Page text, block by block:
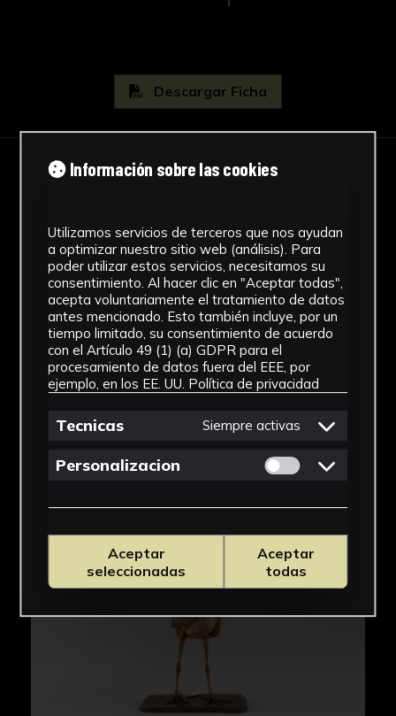
Descargar Ficha
Información sobre las cookies
Utilizamos servicios de terceros que nos ayudan
a optimizar nuestro sitio web (análisis). Para
poder utilizar estos servicios, necesitamos su
consentimiento. Al hacer clic en "Aceptar todas",
acepta voluntariamente el tratamiento de datos
antes mencionado. Esto también incluye, por un
tiempo limitado, su consentimiento de acuerdo
con el Artículo 49 (1) (a) GDPR para el
procesamiento de datos fuera del EEE, por
ejemplo, en los EE. UU. Política de privacidad
Tecnicas Siempre activas
Personalizacion Permitir cookies
Aceptar
seleccionadas
Aceptar
todas